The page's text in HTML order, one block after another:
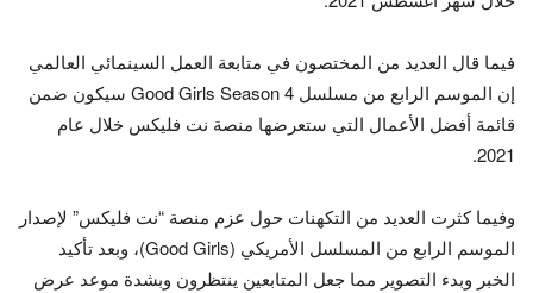
فيما قال العديد من المختصون في متابعة العمل السينمائي العالمي
إن الموسم الرابع من مسلسل Good Girls Season 4 سيكون ضمن
قائمة أفضل الأعمال التي ستعرضها منصة نت فليكس خلال عام
2021.
وفيما كثرت العديد من التكهنات حول عزم منصة “نت فليكس” لإصدار
الموسم الرابع من المسلسل الأمريكي (Good Girls)، وبعد تأكيد
الخبر وبدء التصوير مما جعل المتابعين ينتظرون وبشدة موعد عرض